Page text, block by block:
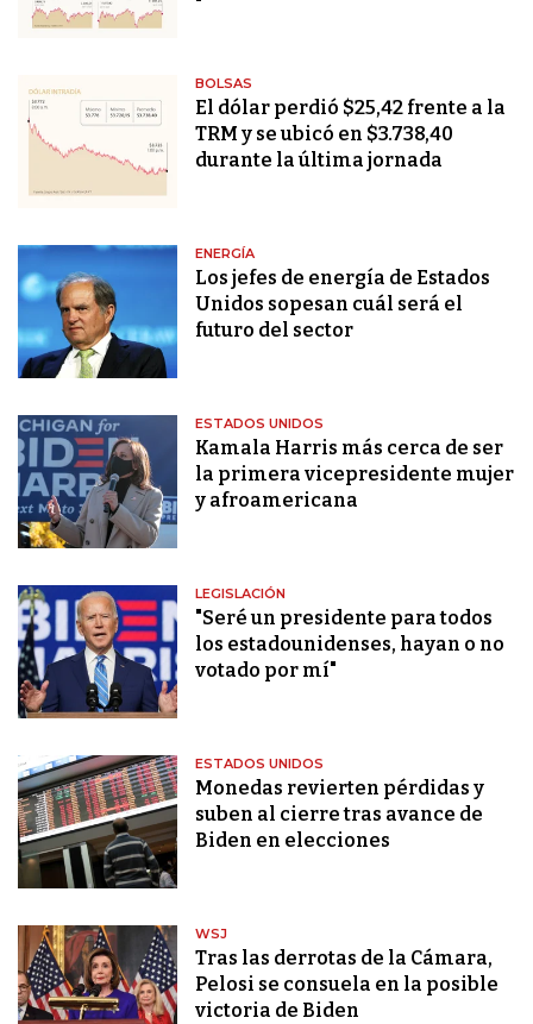
BOLSAS
El dólar perdió $25,42 frente a la
TRM y se ubicó en $3.738,40
durante la última jornada
ENERGÍA
Los jefes de energía de Estados
Unidos sopesan cuál será el
futuro del sector
ESTADOS UNIDOS
Kamala Harris más cerca de ser
la primera vicepresidente mujer
y afroamericana
LEGISLACIÓN
"Seré un presidente para todos
los estadounidenses, hayan o no
votado por mí"
ESTADOS UNIDOS
Monedas revierten pérdidas y
suben al cierre tras avance de
Biden en elecciones
WSJ
Tras las derrotas de la Cámara,
Pelosi se consuela en la posible
victoria de Biden